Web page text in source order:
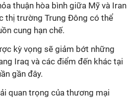
thuận hòa bình giữa Mỹ và Iran
thị trường Trung Đông có thể
cung hạn chế.
kỳ vọng sẽ giảm bớt những
Iraq và các điểm đến khác tại
gần đây.
quan trọng của thương mại